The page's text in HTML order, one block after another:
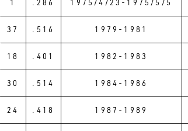
1 .286 1975/4/23-1975/5/5
37 .516 1979-1981
18 .401 1982-1983
30 .514 1984-1986
24 .418 1987-1989